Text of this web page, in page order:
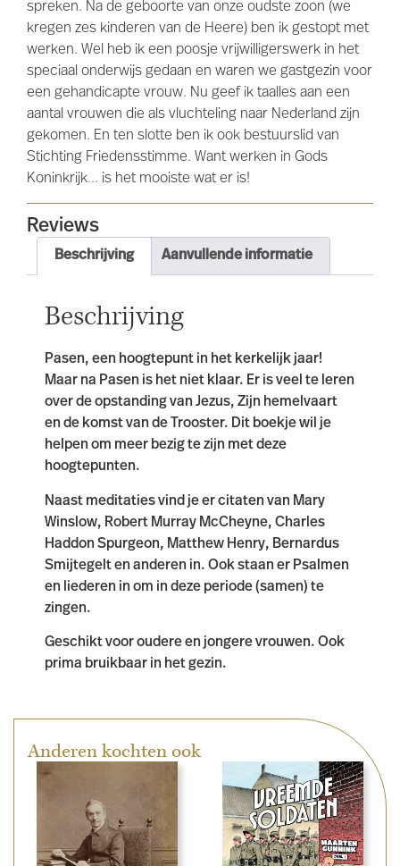
spreken. Na de geboorte van onze oudste zoon (we
kregen zes kinderen van de Heere) ben ik gestopt met
werken. Wel heb ik een poosje vrijwilligerswerk in het
speciaal onderwijs gedaan en waren we gastgezin voor
een gehandicapte vrouw. Nu geef ik taalles aan een
aantal vrouwen die als vluchteling naar Nederland zijn
gekomen. En ten slotte ben ik ook bestuurslid van
Stichting Friedensstimme. Want werken in Gods
Koninkrijk… is het mooiste wat er is!
Reviews
Beschrijving Aanvullende informatie
Beschrijving
Pasen, een hoogtepunt in het kerkelijk jaar!
Maar na Pasen is het niet klaar. Er is veel te leren
over de opstanding van Jezus, Zijn hemelvaart
en de komst van de Trooster. Dit boekje wil je
helpen om meer bezig te zijn met deze
hoogtepunten.
Naast meditaties vind je er citaten van Mary
Winslow, Robert Murray McCheyne, Charles
Haddon Spurgeon, Matthew Henry, Bernardus
Smijtegelt en anderen in. Ook staan er Psalmen
en liederen in om in deze periode (samen) te
zingen.
Geschikt voor oudere en jongere vrouwen. Ook
prima bruikbaar in het gezin.
Anderen kochten ook